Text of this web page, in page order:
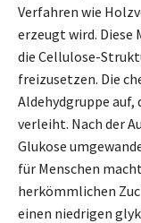
Verfahren wie
erzeugt wird. Diese
die Cellulose-
freizusetzen. Die
Aldehydgruppe
verleiht. Nach der
Glukose
für Menschen
herkömmlichen
einen niedrigen